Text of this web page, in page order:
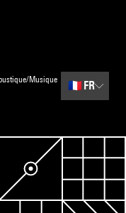
Musique
🇫🇷 FR